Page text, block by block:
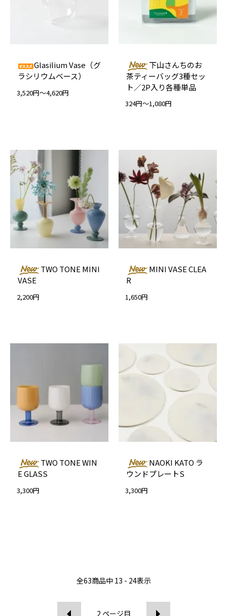
Glasilium Vase（グ
ラシリウムベース）
3,520円～4,620円
下山さんちのお
茶ティーバッグ3種セッ
ト／2P入り各種単品
324円～1,080円
TWO TONE MINI
VASE
2,200円
MINI VASE CLEA
R
1,650円
TWO TONE WIN
E GLASS
3,300円
NAOKI KATO ラ
ウンドプレートS
3,300円
全63商品中 13 - 24表示
2 ページ目